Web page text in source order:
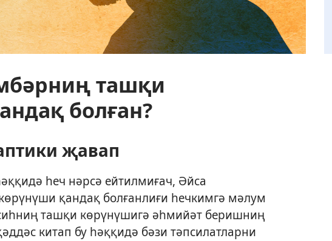
ташқи
болған?
җавап
һеч нәрсә ейтилмиғач, Әйса
қандақ болғанлиғи һечкимгә мәлум
ташқи көрүнүшигә әһмийәт беришниң
китап бу һәққидә бәзи тәпсилатларни